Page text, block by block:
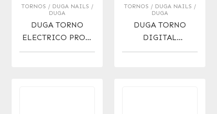
TORNOS / DUGA NAILS /
DUGA
DUGA TORNO
ELECTRICO PROF.
C/PEDAL 25.000
TORNOS / DUGA NAILS /
DUGA
DUGA TORNO
DIGITAL
INALAMBRICO